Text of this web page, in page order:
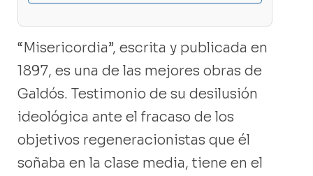
“Misericordia”, escrita y publicada en
1897, es una de las mejores obras de
Galdós. Testimonio de su desilusión
ideológica ante el fracaso de los
objetivos regeneracionistas que él
soñaba en la clase media, tiene en el